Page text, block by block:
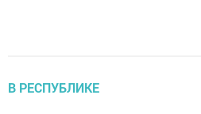
В РЕСПУБЛИКЕ